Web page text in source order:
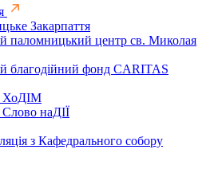
Закарпаття
паломницький центр св. Миколая
благодійний фонд CARITAS
ХоДІМ
наДІЇ
з Кафедрального собору